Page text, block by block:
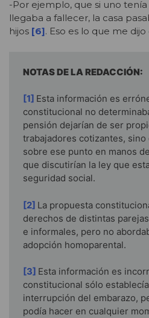
-Por ejemplo, que si uno tenía
llegaba a fallecer, la casa
hijos [6]. Eso es lo que me dijo
NOTAS DE LA REDACCIÓN:
[1] Esta información es
constitucional no
pensión dejarían de ser
trabajadores cotizantes,
sobre ese punto en manos
que discutirían la ley que
seguridad social.
[2] La propuesta
derechos de distintas
e informales, pero no
adopción homoparental.
[3] Esta información es
constitucional sólo
interrupción del embarazo,
podía hacer en cualquier